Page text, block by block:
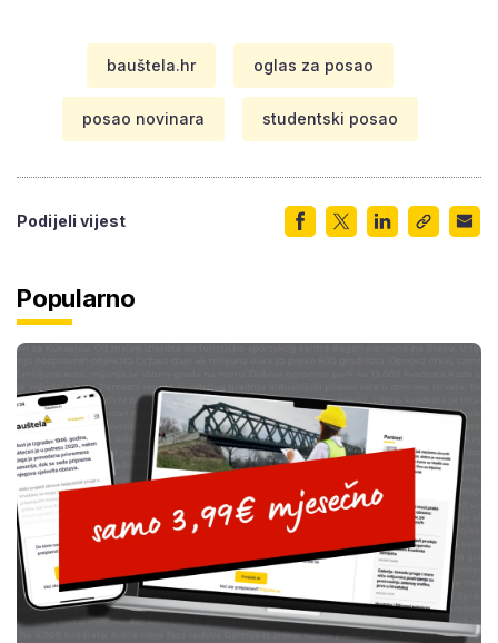
bauštela.hr oglas za posao
posao novinara studentski posao
Podijeli vijest
Popularno